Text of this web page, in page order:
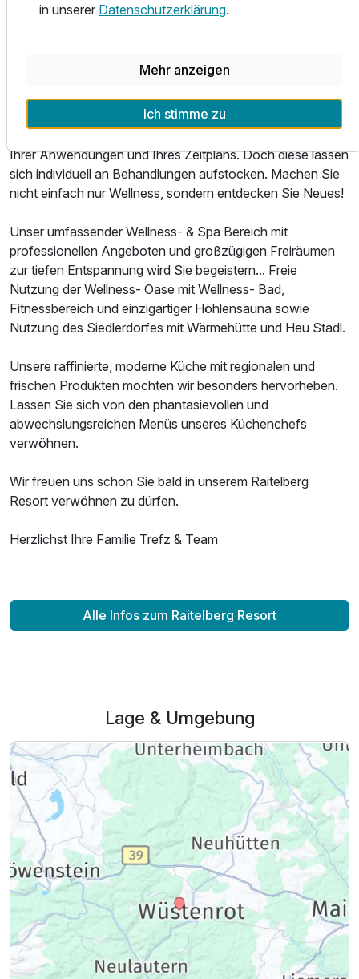
Für 5 Tage p.P. ab 899,00 €
Erleben Sie Wellness völlig neu... mit unseren Wellness-
Planen Sie nicht einfach einen Wellness-Urlaub - planen
Sie Ihren ganz persönlichen und individuell abgestimmten
Ihrer Anwendungen und Ihres Zeitplans. Doch diese lassen
sich individuell an Behandlungen aufstocken. Machen Sie
nicht einfach nur Wellness, sondern entdecken Sie Neues!
Unser umfassender Wellness- & Spa Bereich mit
professionellen Angeboten und großzügigen Freiräumen
zur tiefen Entspannung wird Sie begeistern... Freie
Nutzung der Wellness- Oase mit Wellness- Bad,
Fitnessbereich und einzigartiger Höhlensauna sowie
Nutzung des Siedlerdorfes mit Wärmehütte und Heu Stadl.
Unsere raffinierte, moderne Küche mit regionalen und
frischen Produkten möchten wir besonders hervorheben.
Lassen Sie sich von den phantasievollen und
abwechslungsreichen Menüs unseres Küchenchefs
verwöhnen.
Wir freuen uns schon Sie bald in unserem Raitelberg
Resort verwöhnen zu dürfen.
Herzlichst Ihre Familie Trefz & Team
Alle Infos zum Raitelberg Resort
Lage & Umgebung
in unserer Datenschutzerklärung.
Mehr anzeigen
Ich stimme zu